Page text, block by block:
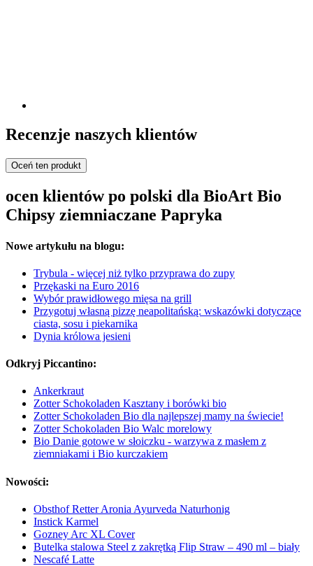
Recenzje naszych klientów
Oceń ten produkt
ocen klientów po polski dla BioArt Bio
Chipsy ziemniaczane Papryka
Nowe artykułu na blogu:
Trybula - więcej niż tylko przyprawa do zupy
Przękaski na Euro 2016
Wybór prawidłowego mięsa na grill
Przygotuj własną pizzę neapolitańską: wskazówki dotyczące
ciasta, sosu i piekarnika
Dynia królowa jesieni
Odkryj Piccantino:
Ankerkraut
Zotter Schokoladen Kasztany i borówki bio
Zotter Schokoladen Bio dla najlepszej mamy na świecie!
Zotter Schokoladen Bio Walc morelowy
Bio Danie gotowe w słoiczku - warzywa z masłem z
ziemniakami i Bio kurczakiem
Nowości:
Obsthof Retter Aronia Ayurveda Naturhonig
Instick Karmel
Gozney Arc XL Cover
Butelka stalowa Steel z zakrętką Flip Straw – 490 ml – biały
Nescafé Latte